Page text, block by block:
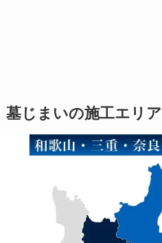
墓じまいの施工エリア